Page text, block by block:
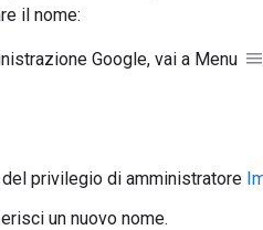
il nome:
Google, vai a Menu
privilegio di amministratore
un nuovo nome.